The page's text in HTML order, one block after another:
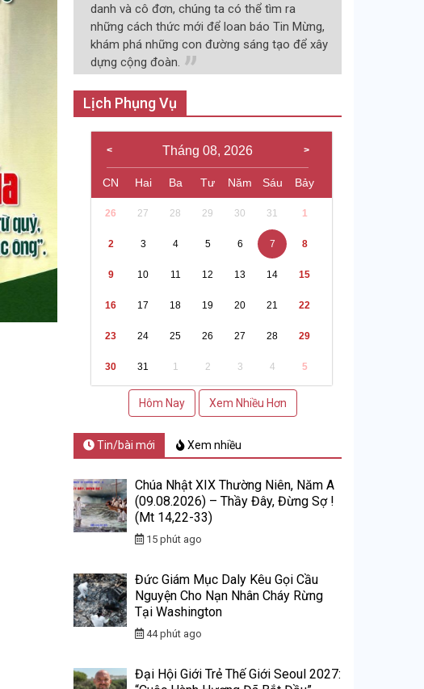
danh và cô đơn, chúng ta có thể tìm ra
những cách thức mới để loan báo Tin Mừng,
khám phá những con đường sáng tạo để xây
dựng cộng đoàn.
Lịch Phụng Vụ
Tháng 08, 2026
CN Hai Ba Tư Năm Sáu Bảy
26 27 28 29 30 31 1
2 3 4 5 6 7 8
9 10 11 12 13 14 15
16 17 18 19 20 21 22
23 24 25 26 27 28 29
30 31 1 2 3 4 5
Hôm Nay Xem Nhiều Hơn
Tin/bài mới Xem nhiều
Chúa Nhật XIX Thường Niên, Năm A
(09.08.2026) – Thầy Đây, Đừng Sợ !
(Mt 14,22-33)
15 phút ago
Đức Giám Mục Daly Kêu Gọi Cầu
Nguyện Cho Nạn Nhân Cháy Rừng
Tại Washington
44 phút ago
Đại Hội Giới Trẻ Thế Giới Seoul 2027: